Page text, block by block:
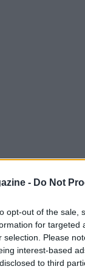
- Do Not
opt-out of the sale,
for targeted
selection. Please
interest-based
to third
e un
i tre
,
21-17 (OT)
e